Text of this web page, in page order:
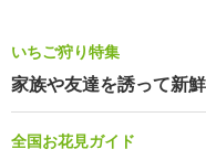
いちご狩り特集
家族や友達を誘って新
全国お花見ガイド